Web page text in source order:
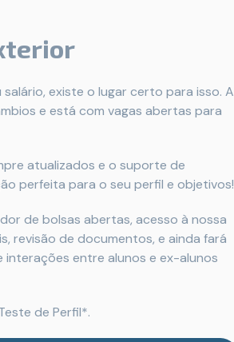
existe o lugar certo para isso. A
e está com vagas abertas para
atualizados e o suporte de
perfeita para o seu perfil e objetivos!
de bolsas abertas, acesso à nossa
revisão de documentos, e ainda fará
entre alunos e ex-alunos
de Perfil*.